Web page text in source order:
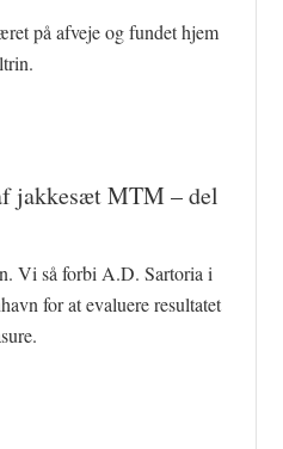
på afveje og fundet hjem
jakkesæt MTM – del
Vi så forbi A.D. Sartoria i
for at evaluere resultatet